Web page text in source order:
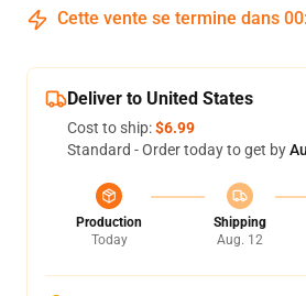
Cette vente se termine dans 00:
Deliver to United States
Cost to ship:$6.99
Standard - Order today to get by
Production
Today
Shipping
Aug. 12